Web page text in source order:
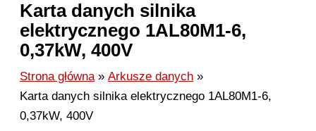
Karta danych silnika
elektrycznego 1AL80M1-6,
0,37kW, 400V
Strona główna
Arkusze danych
Karta danych silnika elektrycznego 1AL80M1-6,
0,37kW, 400V